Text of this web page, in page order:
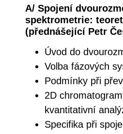
A/ Spojení
spektrometrie:
(přednášející Petr
Úvod do
Volba fázových
Podmínky při
2D
kvantitativní
Specifika při